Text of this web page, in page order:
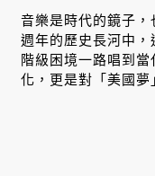
音樂是時代的鏡子
週年的歷史長河中，
階級困境一路唱到
化，更是對「美國
扎、對話並重塑自